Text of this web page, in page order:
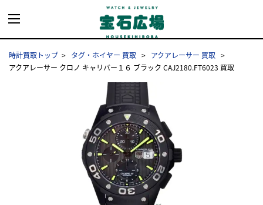
時計買取トップ タグ・ホイヤー 買取
アクアレーサー 買取
アクアレーサー クロノ キャリバー１６ ブラック CAJ2180.FT6023 買取